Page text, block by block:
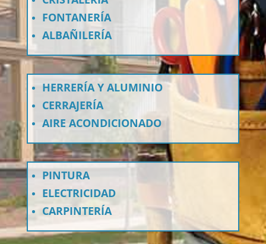
FONTANERÍA
ALBAÑILERÍA
HERRERÍA Y ALUMINIO
CERRAJERÍA
AIRE ACONDICIONADO
PINTURA
ELECTRICIDAD
CARPINTERÍA